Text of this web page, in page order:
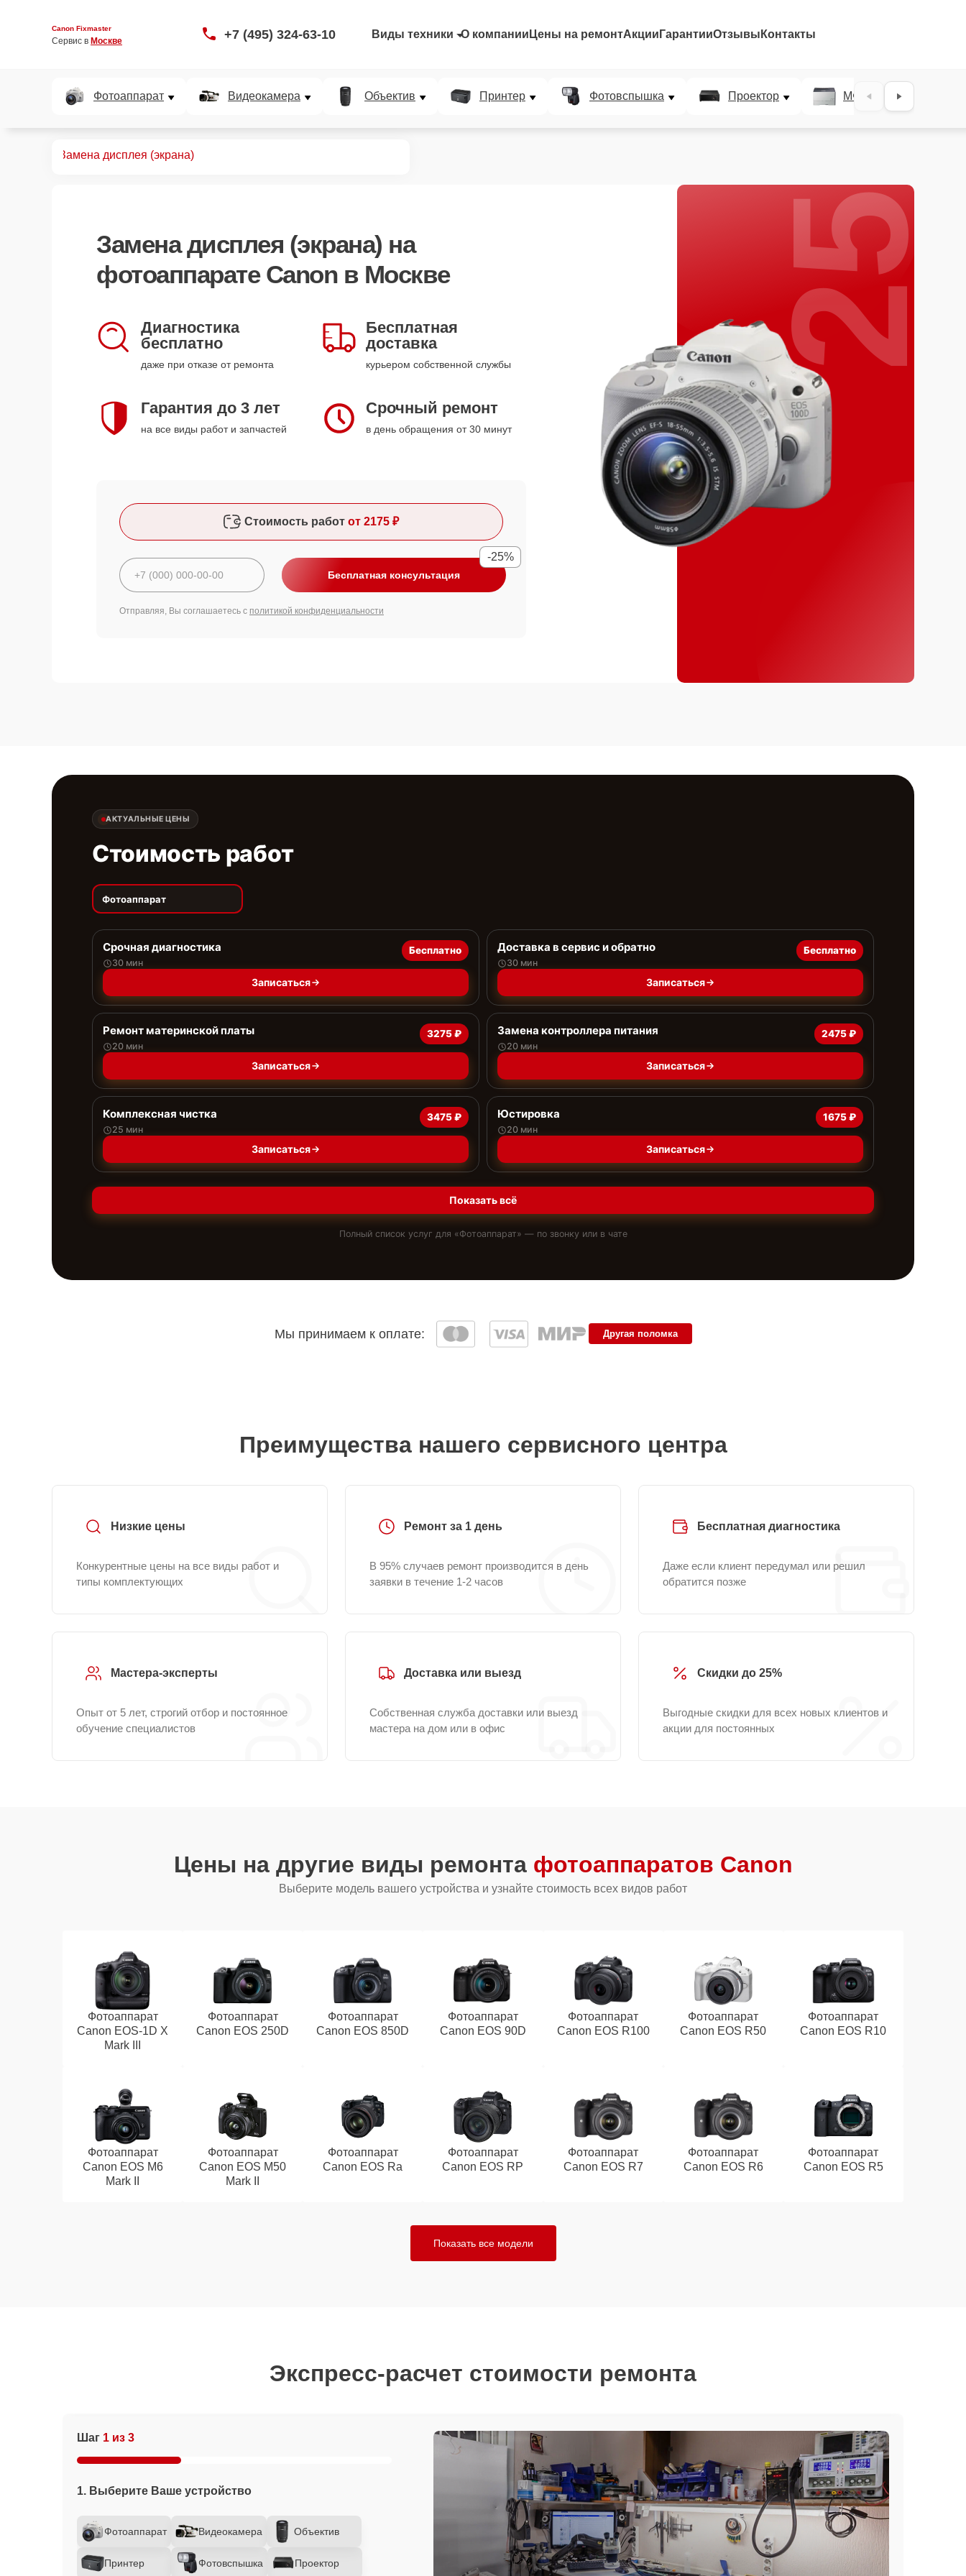
Canon Fixmaster
Сервис в Москве +7 (495) 324-63-10 Виды техники О компании Цены на ремонтАкции ГарантииОтзывы Контакты
Фотоаппарат Видеокамера Объектив Принтер Фотовспышка Проектор МФУ
Замена дисплея (экрана)
Замена дисплея (экрана) на
фотоаппарате Canon в Москве
Диагностика
бесплатно
даже при отказе от ремонта
Бесплатная
доставка
курьером собственной службы
Гарантия до 3 лет
на все виды работ и запчастей
Срочный ремонт
в день обращения от 30 минут
Стоимость работ от 2175 ₽
Бесплатная консультация
-25%
Отправляя, Вы соглашаетесь с политикой конфиденциальности
25%
АКТУАЛЬНЫЕ ЦЕНЫ
Стоимость работ
Фотоаппарат
Срочная диагностика
30 мин
Бесплатно
Записаться
Доставка в сервис и обратно
30 мин
Бесплатно
Записаться
Ремонт материнской платы
20 мин
3275 ₽
Записаться
Замена контроллера питания
20 мин
2475 ₽
Записаться
Комплексная чистка
25 мин
3475 ₽
Записаться
Юстировка
20 мин
1675 ₽
Записаться
Показать всё
Полный список услуг для «Фотоаппарат» — по звонку или в чате
Мы принимаем к оплате: Другая поломка
Преимущества нашего сервисного центра
Низкие цены
Конкурентные цены на все виды работ и
типы комплектующих
Ремонт за 1 день
В 95% случаев ремонт производится в день
заявки в течение 1-2 часов
Бесплатная диагностика
Даже если клиент передумал или решил
обратится позже
Мастера-эксперты
Опыт от 5 лет, строгий отбор и постоянное
обучение специалистов
Доставка или выезд
Собственная служба доставки или выезд
мастера на дом или в офис
Скидки до 25%
Выгодные скидки для всех новых клиентов и
акции для постоянных
Цены на другие виды ремонта фотоаппаратов Canon
Выберите модель вашего устройства и узнайте стоимость всех видов работ
Фотоаппарат
Canon EOS‑1D X
Mark III
Фотоаппарат
Canon EOS 250D
Фотоаппарат
Canon EOS 850D
Фотоаппарат
Canon EOS 90D
Фотоаппарат
Canon EOS R100
Фотоаппарат
Canon EOS R50
Фотоаппарат
Canon EOS R10
Фотоаппарат
Canon EOS M6
Mark II
Фотоаппарат
Canon EOS M50
Mark II
Фотоаппарат
Canon EOS Ra
Фотоаппарат
Canon EOS RP
Фотоаппарат
Canon EOS R7
Фотоаппарат
Canon EOS R6
Фотоаппарат
Canon EOS R5
Показать все модели
Экспресс-расчет стоимости ремонта
Шаг 1 из 3
1. Выберите Ваше устройство
Фотоаппарат Видеокамера Объектив
Принтер Фотовспышка Проектор